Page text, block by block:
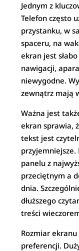
Jednym z
Telefon często
przystanku, w
spaceru, na
ekran jest
nawigacji,
niewygodne.
zewnątrz mają
Ważna jest
ekran sprawia,
tekst jest
panelu z
przeciętnym a
dnia.
dłuższego
treści
Rozmiar
preferencji.